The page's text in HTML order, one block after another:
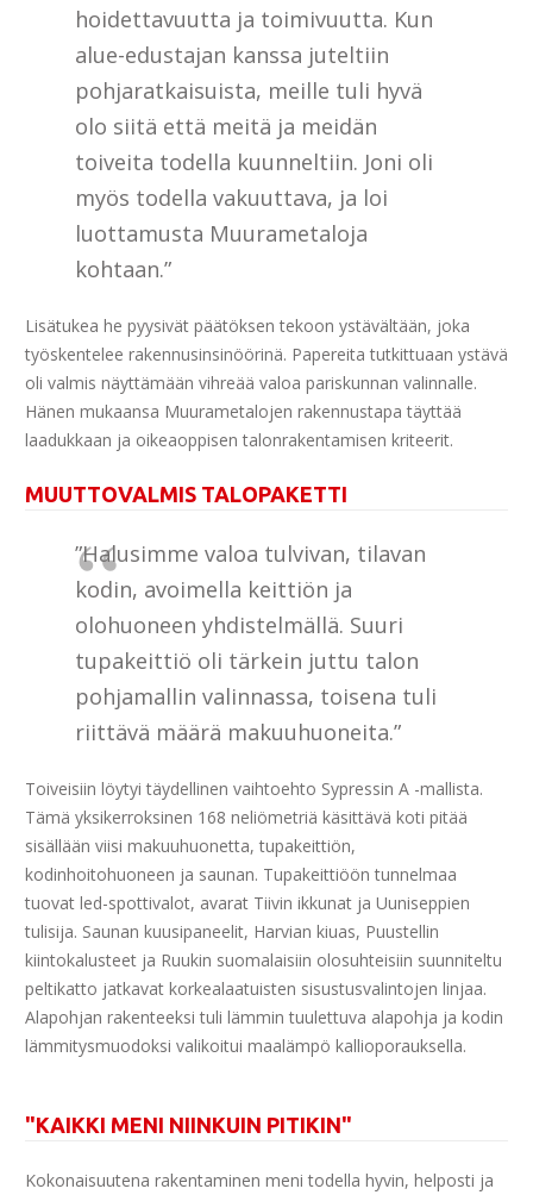
hoidettavuutta ja toimivuutta. Kun
alue-edustajan kanssa juteltiin
pohjaratkaisuista, meille tuli hyvä
olo siitä että meitä ja meidän
toiveita todella kuunneltiin. Joni oli
myös todella vakuuttava, ja loi
luottamusta Muurametaloja
kohtaan.”
Lisätukea he pyysivät päätöksen tekoon ystävältään, joka
työskentelee rakennusinsinöörinä. Papereita tutkittuaan ystävä
oli valmis näyttämään vihreää valoa pariskunnan valinnalle.
Hänen mukaansa Muurametalojen rakennustapa täyttää
laadukkaan ja oikeaoppisen talonrakentamisen kriteerit.
MUUTTOVALMIS TALOPAKETTI
”Halusimme valoa tulvivan, tilavan
kodin, avoimella keittiön ja
olohuoneen yhdistelmällä. Suuri
tupakeittiö oli tärkein juttu talon
pohjamallin valinnassa, toisena tuli
riittävä määrä makuuhuoneita.”
Toiveisiin löytyi täydellinen vaihtoehto Sypressin A -mallista.
Tämä yksikerroksinen 168 neliömetriä käsittävä koti pitää
sisällään viisi makuuhuonetta, tupakeittiön,
kodinhoitohuoneen ja saunan. Tupakeittiöön tunnelmaa
tuovat led-spottivalot, avarat Tiivin ikkunat ja Uuniseppien
tulisija. Saunan kuusipaneelit, Harvian kiuas, Puustellin
kiintokalusteet ja Ruukin suomalaisiin olosuhteisiin suunniteltu
peltikatto jatkavat korkealaatuisten sisustusvalintojen linjaa.
Alapohjan rakenteeksi tuli lämmin tuulettuva alapohja ja kodin
lämmitysmuodoksi valikoitui maalämpö kallioporauksella.
"KAIKKI MENI NIINKUIN PITIKIN"
Kokonaisuutena rakentaminen meni todella hyvin, helposti ja